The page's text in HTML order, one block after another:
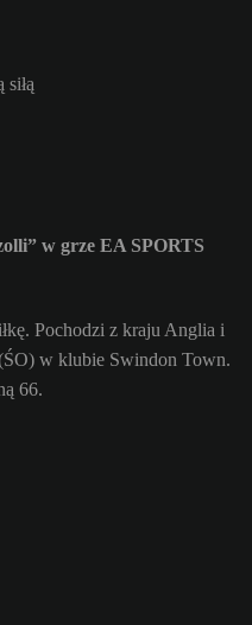
w grze EA SPORTS
Pochodzi z kraju Anglia i
w klubie Swindon Town.
66.